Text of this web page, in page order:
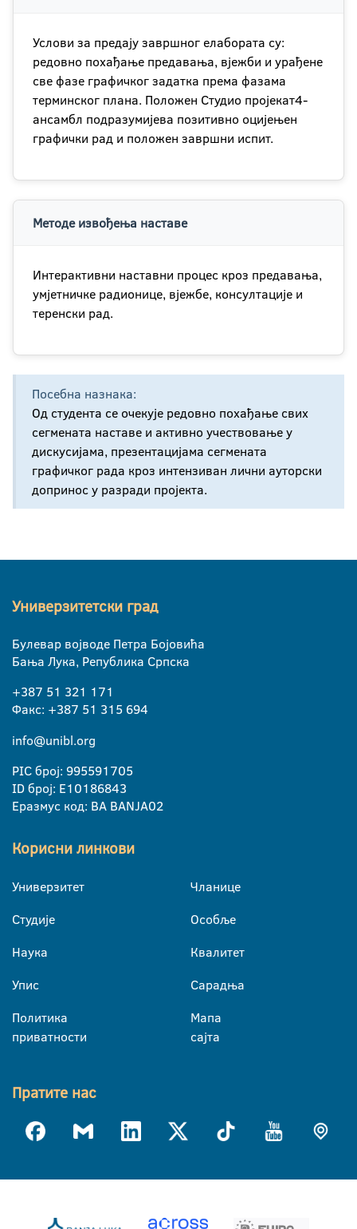
Услови за предају завршног елабората су:
редовно похађање предавања, вјежби и урађене
све фазе графичког задатка према фазама
терминског плана. Положен Студио пројекат4-
ансамбл подразумијева позитивно оцијењен
графички рад и положен завршни испит.
Методе извођења наставе
Интерактивни наставни процес кроз предавања,
умјетничке радионице, вјежбе, консултације и
теренски рад.
Посебна назнака:
Од студента се очекује редовно похађање свих
сегмената наставе и активно учествовање у
дискусијама, презентацијама сегмената
графичког рада кроз интензиван лични ауторски
допринос у разради пројекта.
Универзитетски град
Булевар војводе Петра Бојовића
Бања Лука, Република Српска
+387 51 321 171
Факс: +387 51 315 694
info@unibl.org
PIC број: 995591705
ID број: E10186843
Еразмус код: BA BANJA02
Корисни линкови
Универзитет
Студије
Наука
Упис
Политика
приватности
Чланице
Особље
Квалитет
Сарадња
Мапа
сајта
Пратите нас